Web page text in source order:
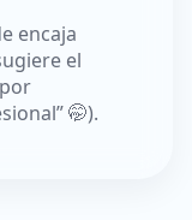
encaja
el
🤭).